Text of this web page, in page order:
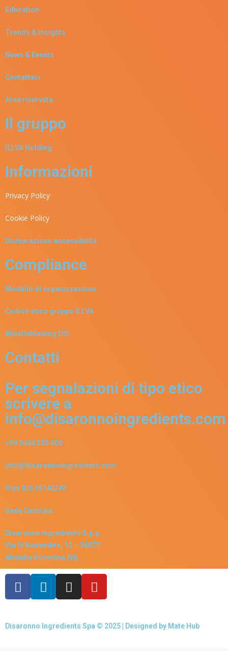
Education
Trends & Insights
News & Events
Contattaci
Area riservata
Il gruppo
ILLVA Holding
Informazioni
Privacy Policy
Cookie Policy
Dichiarazione accessibilità
Compliance
Modello di organizzazione
Codice etico gruppo ILLVA
Whistleblowing DSI
Contatti
Per segnalazioni di tipo etico
scrivere a
info@disaronnoingredients.com
+39 0444 333 600
info@disaronnoingredients.com
P.iva 02619740240
Sede Centrale
Disaronno Ingredients S.p.a.
Via IV Novembre, 12 – 36077
Altavilla Vicentina (VI)
Disaronno Ingredients Spa © 2025 | Designed by Mate Hub